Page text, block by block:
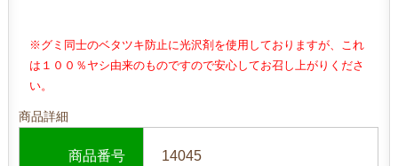
※グミ同士のベタツキ防止に光沢剤を使用しておりますが、これ
は１００％ヤシ由来のものですので安心してお召し上がりくださ
い。
商品詳細
商品番号 14045